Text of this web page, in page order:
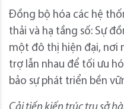
Đồng bộ hóa các hệ
thải và hạ tầng số: Sự
một đô thị hiện đại, nơi
trợ lẫn nhau để tối ưu
bảo sự phát triển bền